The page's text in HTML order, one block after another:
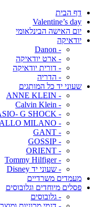
דף הבית
Valentine’s day
יום האישה הבינלאומי
יודאיקה
- Danon
- ארט יודאיקה
- דורית יודאיקה
- הדריה
שעוני יד כל המותגים
- ANNE KLEIN
- Calvin Klein
- CASIO- G SHOCK
- CAVALLO MILANO
- GANT
- GOSSIP
- ORIENT
- Tommy Hilfiger
- שעוני יד Disney
מעמדים משרדיים
פסלים מיוחדים וגלובוסים
- גלובוסים